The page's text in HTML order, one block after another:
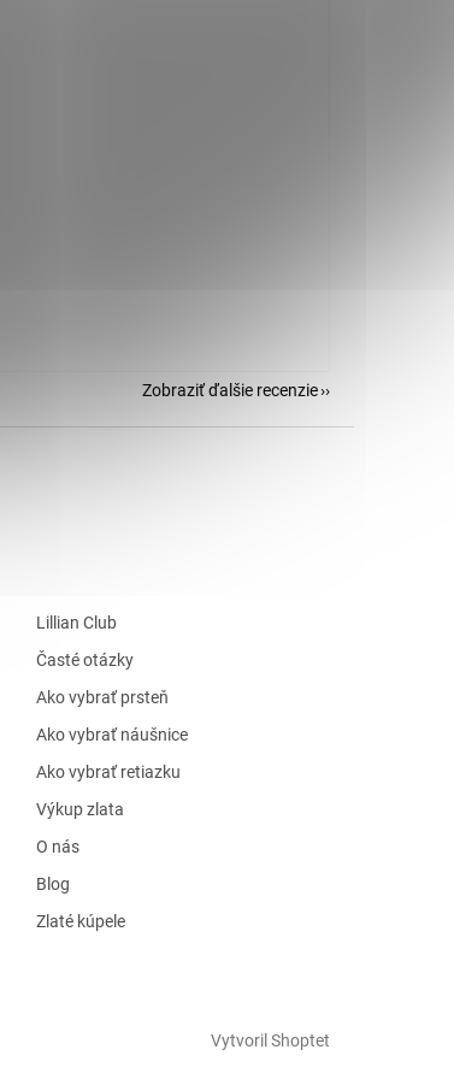
Zobraziť ďalšie recenzie
Lillian Club
Časté otázky
Ako vybrať prsteň
Ako vybrať náušnice
Ako vybrať retiazku
Výkup zlata
O nás
Blog
Zlaté kúpele
Vytvoril Shoptet